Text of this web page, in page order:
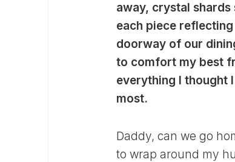
away, crystal
each piece
doorway of our
to comfort my best
everything I thought
most.
Daddy, can we go
to wrap around my